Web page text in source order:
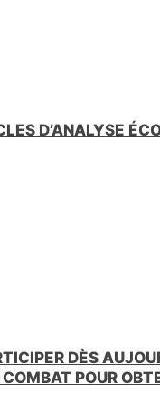
D’ANALYSE
DÈS
POUR